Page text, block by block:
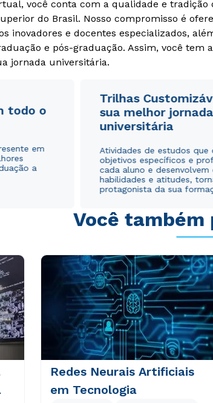
você conta com a qualidade e tradição
do Brasil. Nosso compromisso é
inovadores e docentes especializados,
e pós-graduação. Assim, você tem
jornada universitária.
todo o
em
a
Trilhas
sua melhor jornada
universitária
Atividades de estudos que
objetivos específicos e
cada aluno e desenvolvem
habilidades e atitudes,
protagonista da sua
Você também
Redes Neurais Artificiais
em Tecnologia
Estou de acordo com
autorizo que meus
Estou de acordo com
autorizo que meus